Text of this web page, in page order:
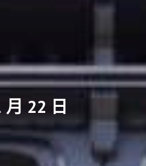
月 22 日